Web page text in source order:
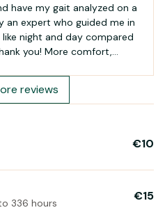
have my gait analyzed on a
an expert who guided me in
night and day compared
you! More comfort,
reviews
€10
336 hours
€15